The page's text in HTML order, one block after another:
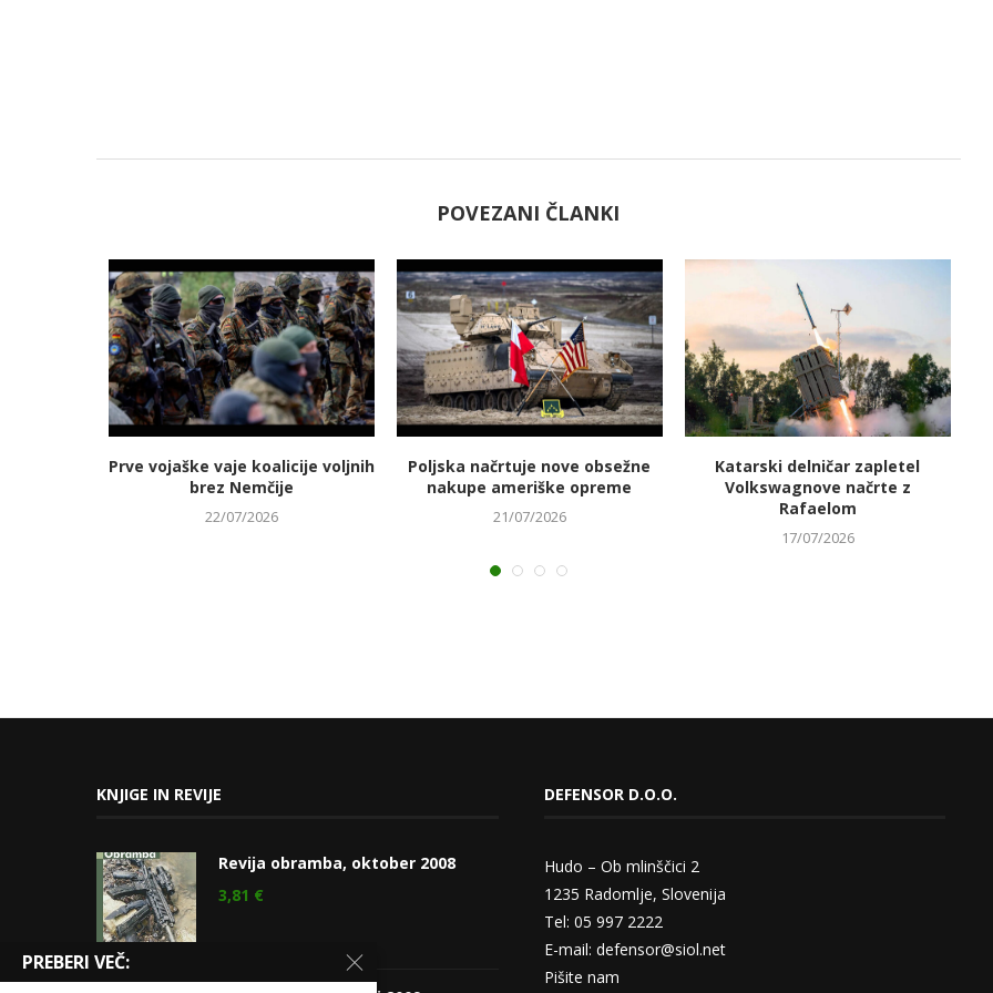
POVEZANI ČLANKI
Prve vojaške vaje koalicije voljnih
brez Nemčije
22/07/2026
Poljska načrtuje nove obsežne
nakupe ameriške opreme
21/07/2026
Katarski delničar zapletel
Volkswagnove načrte z
Rafaelom
17/07/2026
KNJIGE IN REVIJE
Revija obramba, oktober 2008
3,81 €
DEFENSOR D.O.O.
Hudo – Ob mlinščici 2
1235 Radomlje, Slovenija
Tel: 05 997 2222
E-mail: defensor@siol.net
Pišite nam
PREBERI VEČ: